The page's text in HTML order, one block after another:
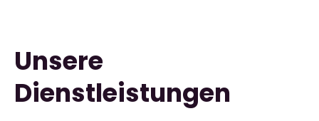
Unsere
Dienstleistungen